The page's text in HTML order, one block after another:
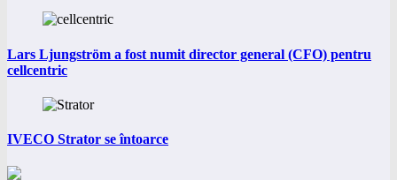
Lars Ljungström a fost numit director general (CFO) pentru
cellcentric
IVECO Strator se întoarce